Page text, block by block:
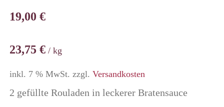
19,00€
23,75€ /kg
inkl. 7 % MwSt. zzgl.Versandkosten
2 gefüllte Rouladen in leckerer Bratensauce